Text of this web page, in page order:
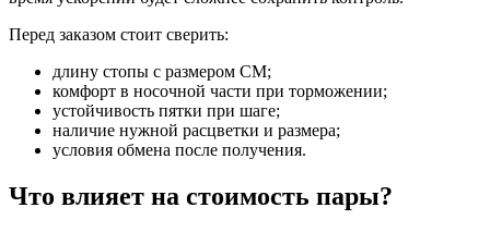
Перед заказом стоит сверить:
длину стопы с размером CM;
комфорт в носочной части при торможении;
устойчивость пятки при шаге;
наличие нужной расцветки и размера;
условия обмена после получения.
Что влияет на стоимость пары?